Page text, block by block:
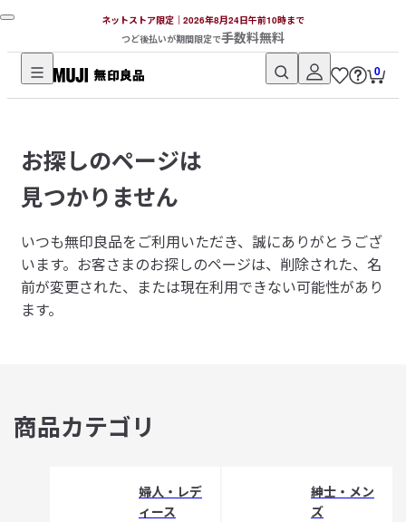
ネットストア限定｜2026年8月24日午前10時まで
つど後払いが期間限定で手数料無料
無
品
ネ
ッ
ト
ス
ト
ア
0
お探しのページは
見つかりません
いつも無印良品をご利用いただき、誠にありがとうござ
います。 お客さまのお探しのページは、削除された、名
前が変更された、または現在利用できない可能性があり
ます。
商品カテゴリ
婦人・レデ
ィース
紳士・メン
ズ